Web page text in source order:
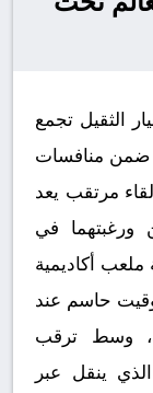
الثقيل تجمع
بين الأرجنتين تحت 17 و تونس تحت 17 ضمن منافسات
العالم تحت 17، في لقاء مرتقب يعد
ورغبتهما في
ملعب أكاديمية
2025-11-06، في توقيت حاسم عند
وسط ترقب
ينقل عبر